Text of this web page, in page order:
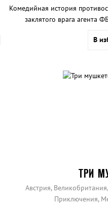
Комедийная история
заклятого врага агента
В
ТРИ
Австрия,
Приключения,